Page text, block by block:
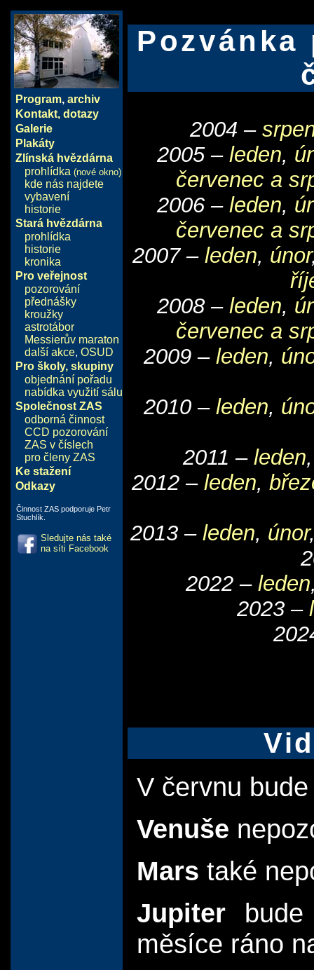
Program, archiv
Kontakt, dotazy
Galerie
Plakáty
Zlínská hvězdárna
prohlídka (nové okno)
kde nás najdete
vybavení
historie
Stará hvězdárna
prohlídka
historie
kronika
Pro veřejnost
pozorování
přednášky
kroužky
astrotábor
Messierův maraton
další akce, OSUD
Pro školy, skupiny
objednání pořadu
nabídka využití sálu
Společnost ZAS
odborná činnost
CCD pozorování
ZAS v číslech
pro členy ZAS
Ke stažení
Odkazy
Činnost ZAS podporuje Petr
Stuchlík.
Sledujte nás také
na síti Facebook
2004 –
2005 – leden,
červenec a
2006 – leden,
červenec a
2007 – leden, únor
2008 – leden,
červenec a
2009 – leden,
2010 – leden,
2011 – leden
2012 – leden,
2013 – leden, únor
2022 – leden
2023 –
V červnu
Venuše
Mars také
Jupiter
měsíce ráno